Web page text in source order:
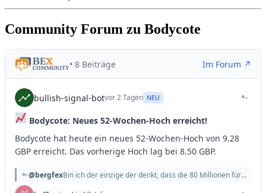
Community Forum zu Bodycote